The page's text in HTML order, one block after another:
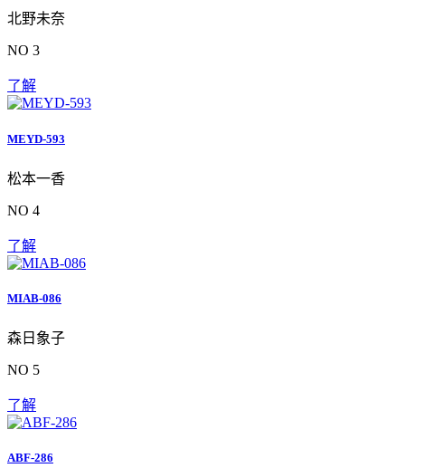
北野未奈
NO 3
了解
MEYD-593
松本一香
NO 4
了解
MIAB-086
森日象子
NO 5
了解
ABF-286